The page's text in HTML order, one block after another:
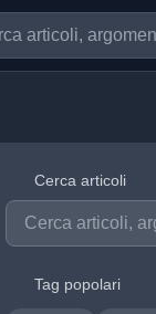
Cerca articoli
Tag popolari